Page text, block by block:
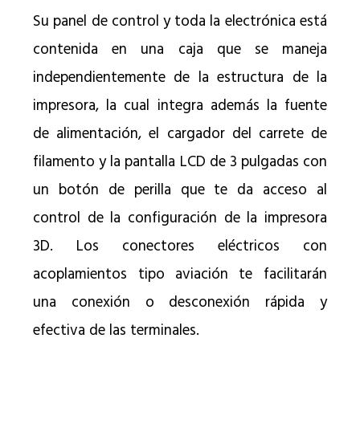
Su panel de control y toda la electrónica está
contenida en una caja que se maneja
independientemente de la estructura de la
impresora, la cual integra además la fuente
de alimentación, el cargador del carrete de
filamento y la pantalla LCD de 3 pulgadas con
un botón de perilla que te da acceso al
control de la configuración de la impresora
3D. Los conectores eléctricos con
acoplamientos tipo aviación te facilitarán
una conexión o desconexión rápida y
efectiva de las terminales.